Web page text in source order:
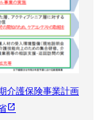
介護保険事業計画